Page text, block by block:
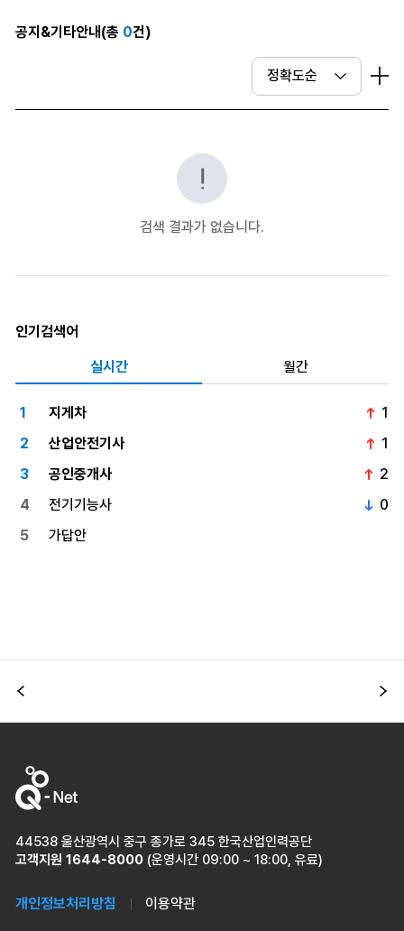
공지&기타안내(총 0건)
검색 결과가 없습니다.
인기검색어
실시간 월간
순위
1 지게차
1
순위
2 산업안전기사
1
순위
3 공인중개사
2
순위
4 전기기능사
0
순위
5 가답안
44538 울산광역시 중구 종가로 345 한국산업인력공단
고객지원 1644-8000 (운영시간 09:00 ~ 18:00, 유료)
개인정보처리방침 이용약관